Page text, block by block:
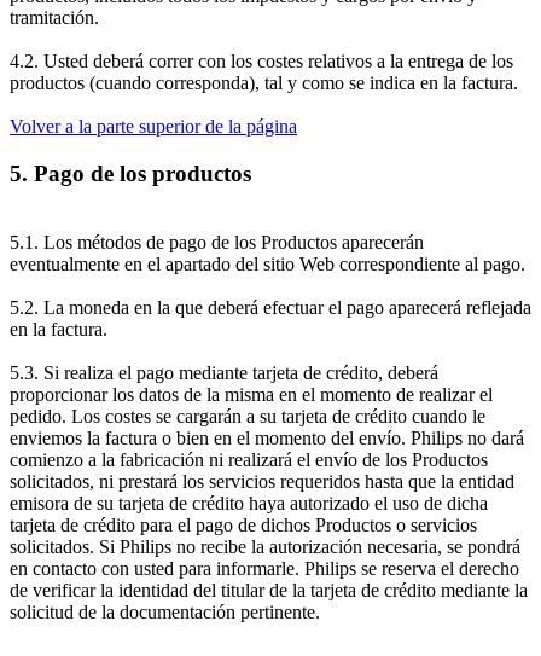
tramitación.
4.2. Usted deberá correr con los costes relativos a la entrega de los
productos (cuando corresponda), tal y como se indica en la factura.
Volver a la parte superior de la página
5. Pago de los productos
5.1. Los métodos de pago de los Productos aparecerán
eventualmente en el apartado del sitio Web correspondiente al pago.
5.2. La moneda en la que deberá efectuar el pago aparecerá reflejada
en la factura.
5.3. Si realiza el pago mediante tarjeta de crédito, deberá
proporcionar los datos de la misma en el momento de realizar el
pedido. Los costes se cargarán a su tarjeta de crédito cuando le
enviemos la factura o bien en el momento del envío. Philips no dará
comienzo a la fabricación ni realizará el envío de los Productos
solicitados, ni prestará los servicios requeridos hasta que la entidad
emisora de su tarjeta de crédito haya autorizado el uso de dicha
tarjeta de crédito para el pago de dichos Productos o servicios
solicitados. Si Philips no recibe la autorización necesaria, se pondrá
en contacto con usted para informarle. Philips se reserva el derecho
de verificar la identidad del titular de la tarjeta de crédito mediante la
solicitud de la documentación pertinente.